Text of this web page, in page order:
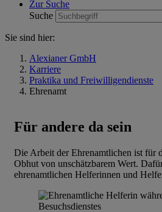
Zur Suche
Suche
Sie sind hier:
Alexianer GmbH
Karriere
Praktika und Freiwilligendienste
Ehrenamt
Für andere da sein
Die Arbeit der Ehrenamtlichen ist für
Obhut von unschätzbarem Wert.
ehrenamtlichen Helferinnen und